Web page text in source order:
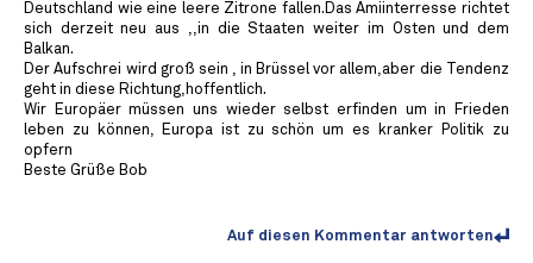
Deutschland wie eine leere Zitrone fallen.Das Amiinterresse richtet
sich derzeit neu aus ,,in die Staaten weiter im Osten und dem
Balkan.
Der Aufschrei wird groß sein , in Brüssel vor allem,aber die Tendenz
geht in diese Richtung,hoffentlich.
Wir Europäer müssen uns wieder selbst erfinden um in Frieden
leben zu können, Europa ist zu schön um es kranker Politik zu
opfern
Beste Grüße Bob
Auf diesen Kommentar antworten